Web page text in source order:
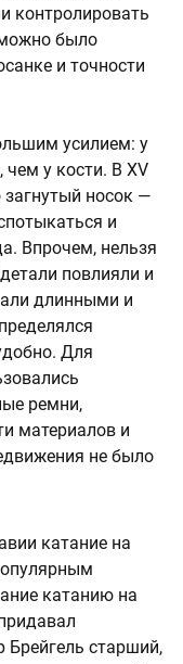
контролировать
было
и точности
усилием: у
у кости. В XV
носок —
и
Впрочем, нельзя
повлияли и
длинными и
Для
ремни,
материалов и
не было
катание на
катанию на
Брейгель старший,